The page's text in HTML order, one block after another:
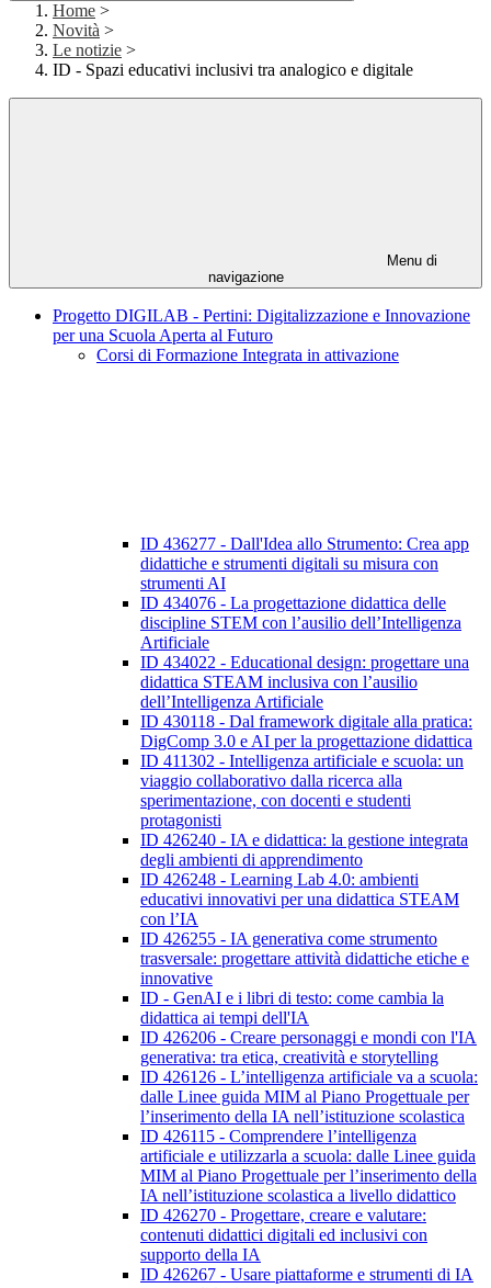
Home >
Novità >
Le notizie >
ID - Spazi educativi inclusivi tra analogico e digitale
Menu di
navigazione
Progetto DIGILAB - Pertini: Digitalizzazione e Innovazione
per una Scuola Aperta al Futuro
Corsi di Formazione Integrata in attivazione
ID 436277 - Dall'Idea allo Strumento: Crea app
didattiche e strumenti digitali su misura con
strumenti AI
ID 434076 - La progettazione didattica delle
discipline STEM con l’ausilio dell’Intelligenza
Artificiale
ID 434022 - Educational design: progettare una
didattica STEAM inclusiva con l’ausilio
dell’Intelligenza Artificiale
ID 430118 - Dal framework digitale alla pratica:
DigComp 3.0 e AI per la progettazione didattica
ID 411302 - Intelligenza artificiale e scuola: un
viaggio collaborativo dalla ricerca alla
sperimentazione, con docenti e studenti
protagonisti
ID 426240 - IA e didattica: la gestione integrata
degli ambienti di apprendimento
ID 426248 - Learning Lab 4.0: ambienti
educativi innovativi per una didattica STEAM
con l’IA
ID 426255 - IA generativa come strumento
trasversale: progettare attività didattiche etiche e
innovative
ID - GenAI e i libri di testo: come cambia la
didattica ai tempi dell'IA
ID 426206 - Creare personaggi e mondi con l'IA
generativa: tra etica, creatività e storytelling
ID 426126 - L’intelligenza artificiale va a scuola:
dalle Linee guida MIM al Piano Progettuale per
l’inserimento della IA nell’istituzione scolastica
ID 426115 - Comprendere l’intelligenza
artificiale e utilizzarla a scuola: dalle Linee guida
MIM al Piano Progettuale per l’inserimento della
IA nell’istituzione scolastica a livello didattico
ID 426270 - Progettare, creare e valutare:
contenuti didattici digitali ed inclusivi con
supporto della IA
ID 426267 - Usare piattaforme e strumenti di IA